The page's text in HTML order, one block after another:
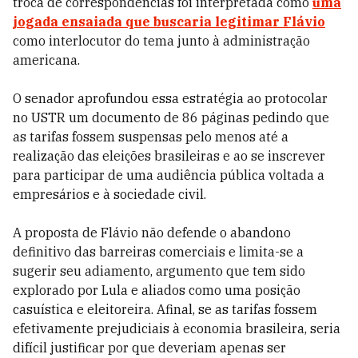
jogada ensaiada que buscaria legitimar Flávio
como interlocutor do tema junto à administração
americana.
O senador aprofundou essa estratégia ao protocolar
no USTR um documento de 86 páginas pedindo que
as tarifas fossem suspensas pelo menos até a
realização das eleições brasileiras e ao se inscrever
para participar de uma audiência pública voltada a
empresários e à sociedade civil.
A proposta de Flávio não defende o abandono
definitivo das barreiras comerciais e limita-se a
sugerir seu adiamento, argumento que tem sido
explorado por Lula e aliados como uma posição
casuística e eleitoreira. Afinal, se as tarifas fossem
efetivamente prejudiciais à economia brasileira, seria
difícil justificar por que deveriam apenas ser